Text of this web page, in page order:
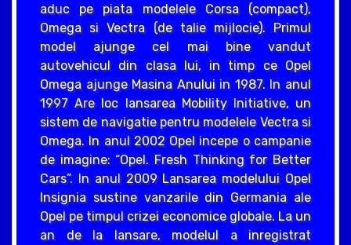
aduc pe piata modelele Corsa (compact),
Omega si Vectra (de talie mijlocie). Primul
model ajunge cel mai bine vandut
autovehicul din clasa lui, in timp ce Opel
Omega ajunge Masina Anului in 1987. In anul
1997 Are loc lansarea Mobility Initiative, un
sistem de navigatie pentru modelele Vectra si
Omega. In anul 2002 Opel incepe o campanie
de imagine: “Opel. Fresh Thinking for Better
Cars”. In anul 2009 Lansarea modelului Opel
Insignia sustine vanzarile din Germania ale
Opel pe timpul crizei economice globale. La un
an de la lansare, modelul a inregistrat